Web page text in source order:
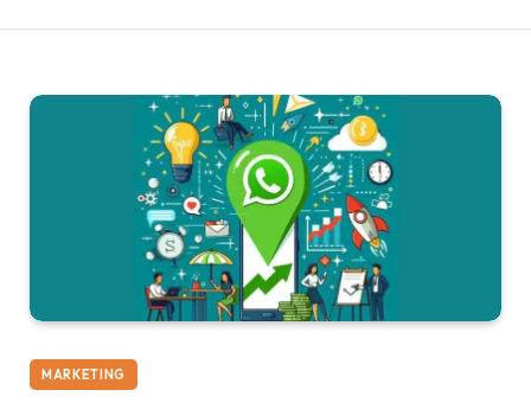
MARKETING